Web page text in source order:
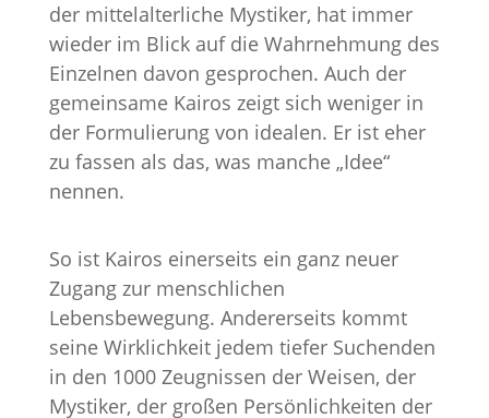
der mittelalterliche Mystiker, hat immer
wieder im Blick auf die Wahrnehmung des
Einzelnen davon gesprochen. Auch der
gemeinsame Kairos zeigt sich weniger in
der Formulierung von idealen. Er ist eher
zu fassen als das, was manche „Idee“
nennen.
So ist Kairos einerseits ein ganz neuer
Zugang zur menschlichen
Lebensbewegung. Andererseits kommt
seine Wirklichkeit jedem tiefer Suchenden
in den 1000 Zeugnissen der Weisen, der
Mystiker, der großen Persönlichkeiten der